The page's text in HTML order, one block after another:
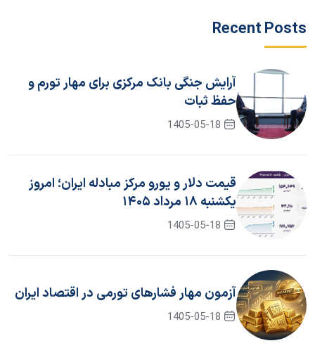
Recent Posts
آرایش جنگی بانک مرکزی برای مهار تورم و
حفظ ثبات
1405-05-18
قیمت دلار و یورو مرکز مبادله ایران؛ امروز
یکشنبه ۱۸ مرداد ۱۴۰۵
1405-05-18
آزمون مهار فشار‌های تورمی در اقتصاد ایران
1405-05-18